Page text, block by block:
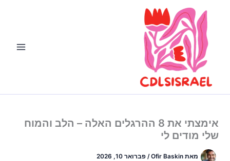
אימצתי את 8 ההרגלים האלה – הלב והמוח
שלי מודים לי
מאתOfir Baskin
/פברואר 10, 2026